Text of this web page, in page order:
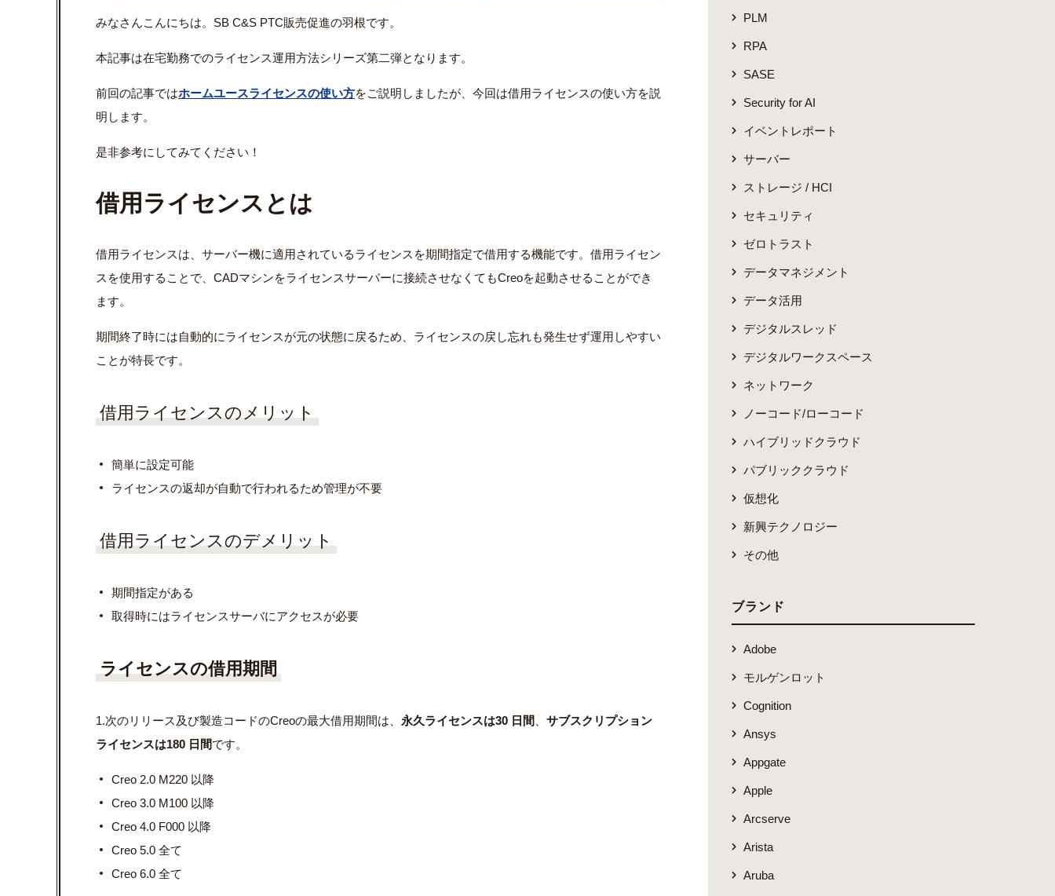
みなさんこんにちは。SB C&S PTC販売促進の羽根です。
本記事は在宅勤務でのライセンス運用方法シリーズ第二弾となります。
前回の記事ではホームユースライセンスの使い方をご説明しましたが、今回は借用ライセンスの使い方を説
明します。
是非参考にしてみてください！
借用ライセンスとは
借用ライセンスは、サーバー機に適用されているライセンスを期間指定で借用する機能です。借用ライセン
スを使用することで、CADマシンをライセンスサーバーに接続させなくてもCreoを起動させることができ
ます。
期間終了時には自動的にライセンスが元の状態に戻るため、ライセンスの戻し忘れも発生せず運用しやすい
ことが特長です。
借用ライセンスのメリット
簡単に設定可能
ライセンスの返却が自動で行われるため管理が不要
借用ライセンスのデメリット
期間指定がある
取得時にはライセンスサーバにアクセスが必要
ライセンスの借用期間
1.次のリリース及び製造コードのCreoの最⼤借⽤期間は、 永久ライセンスは30 ⽇間
サブスクリプション
ライセンスは180 ⽇間です。
Creo 2.0 M220 以降
Creo 3.0 M100 以降
Creo 4.0 F000 以降
Creo 5.0 全て
Creo 6.0 全て
PLM
RPA
SASE
Security for AI
イベントレポート
サーバー
ストレージ / HCI
セキュリティ
ゼロトラスト
データマネジメント
データ活用
デジタルスレッド
デジタルワークスペース
ネットワーク
ノーコード/ローコード
ハイブリッドクラウド
パブリッククラウド
仮想化
新興テクノロジー
その他
ブランド
Adobe
モルゲンロット
Cognition
Ansys
Appgate
Apple
Arcserve
Arista
Aruba